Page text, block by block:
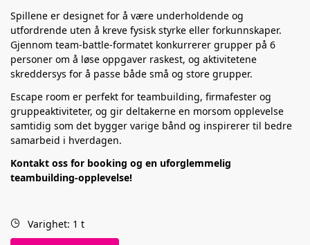
Spillene er designet for å være underholdende og
utfordrende uten å kreve fysisk styrke eller forkunnskaper.
Gjennom team-battle-formatet konkurrerer grupper på 6
personer om å løse oppgaver raskest, og aktivitetene
skreddersys for å passe både små og store grupper.
Escape room er perfekt for teambuilding, firmafester og
gruppeaktiviteter, og gir deltakerne en morsom opplevelse
samtidig som det bygger varige bånd og inspirerer til bedre
samarbeid i hverdagen.
Kontakt oss for booking og en uforglemmelig
teambuilding-opplevelse!
Varighet: 1 t